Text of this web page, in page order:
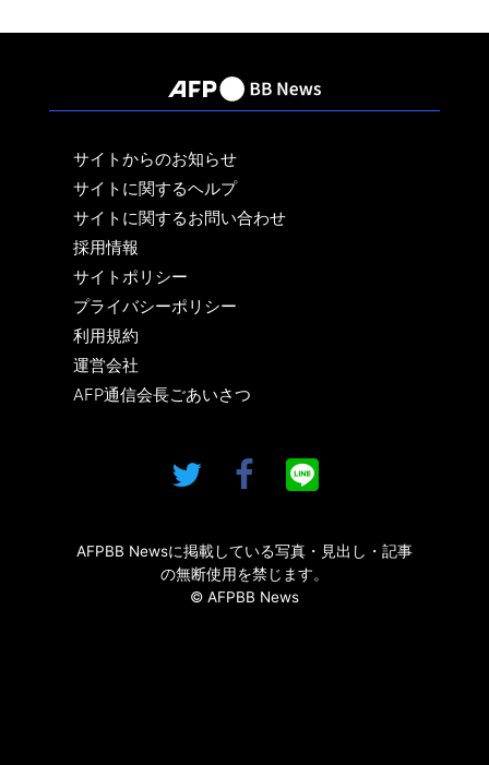
サイトからのお知らせ
サイトに関するヘルプ
サイトに関するお問い合わせ
採用情報
サイトポリシー
プライバシーポリシー
利用規約
運営会社
AFP通信会長ごあいさつ
AFPBB Newsに掲載している写真・見出し・記事
の無断使用を禁じます。
© AFPBB News